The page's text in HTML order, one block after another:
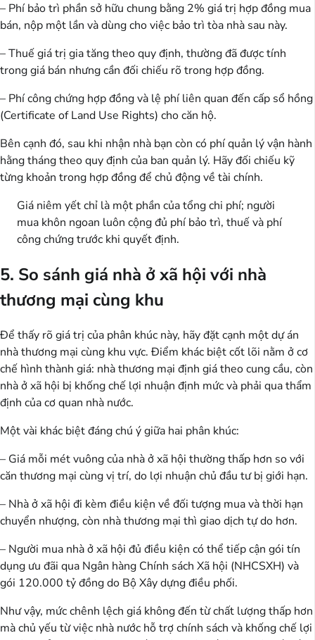
– Phí bảo trì phần sở hữu chung bằng 2% giá trị hợp đồng mua
bán, nộp một lần và dùng cho việc bảo trì tòa nhà sau này.
– Thuế giá trị gia tăng theo quy định, thường đã được tính
trong giá bán nhưng cần đối chiếu rõ trong hợp đồng.
– Phí công chứng hợp đồng và lệ phí liên quan đến cấp sổ hồng
(Certificate of Land Use Rights) cho căn hộ.
Bên cạnh đó, sau khi nhận nhà bạn còn có phí quản lý vận hành
hằng tháng theo quy định của ban quản lý. Hãy đối chiếu kỹ
từng khoản trong hợp đồng để chủ động về tài chính.
Giá niêm yết chỉ là một phần của tổng chi phí; người
mua khôn ngoan luôn cộng đủ phí bảo trì, thuế và phí
công chứng trước khi quyết định.
5. So sánh giá nhà ở xã hội với nhà
thương mại cùng khu
Để thấy rõ giá trị của phân khúc này, hãy đặt cạnh một dự án
nhà thương mại cùng khu vực. Điểm khác biệt cốt lõi nằm ở cơ
chế hình thành giá: nhà thương mại định giá theo cung cầu, còn
nhà ở xã hội bị khống chế lợi nhuận định mức và phải qua thẩm
định của cơ quan nhà nước.
Một vài khác biệt đáng chú ý giữa hai phân khúc:
– Giá mỗi mét vuông của nhà ở xã hội thường thấp hơn so với
căn thương mại cùng vị trí, do lợi nhuận chủ đầu tư bị giới hạn.
– Nhà ở xã hội đi kèm điều kiện về đối tượng mua và thời hạn
chuyển nhượng, còn nhà thương mại thì giao dịch tự do hơn.
– Người mua nhà ở xã hội đủ điều kiện có thể tiếp cận gói tín
dụng ưu đãi qua Ngân hàng Chính sách Xã hội (NHCSXH) và
gói 120.000 tỷ đồng do Bộ Xây dựng điều phối.
Như vậy, mức chênh lệch giá không đến từ chất lượng thấp hơn
mà chủ yếu từ việc nhà nước hỗ trợ chính sách và khống chế lợi